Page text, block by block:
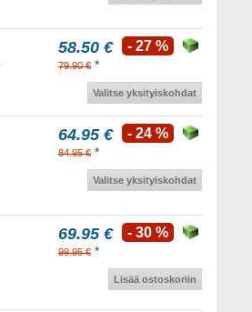
58.50 €
79.90 € *
- 27 %
Valitse yksityiskohdat
64.95 €
84.95 € *
- 24 %
Valitse yksityiskohdat
69.95 €
99.95 € *
- 30 %
Lisää ostoskoriin